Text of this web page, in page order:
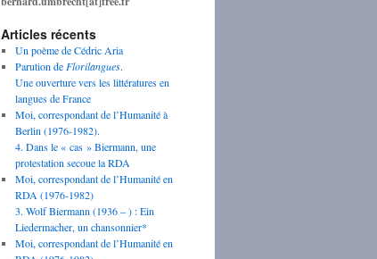
Articles récents
Un poème de Cédric Aria
Parution de Florilangues.
Une ouverture vers les littératures en
langues de France
Moi, correspondant de l’Humanité à
Berlin (1976-1982).
4. Dans le « cas » Biermann, une
protestation secoue la RDA
Moi, correspondant de l’Humanité en
RDA (1976-1982)
3. Wolf Biermann (1936 – ) : Ein
Liedermacher, un chansonnier*
Moi, correspondant de l’Humanité en